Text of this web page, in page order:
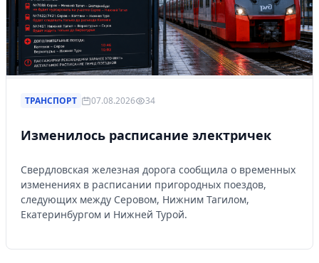
ТРАНСПОРТ 07.08.2026 34
Изменилось расписание электричек
Свердловская железная дорога сообщила о временных
изменениях в расписании пригородных поездов,
следующих между Серовом, Нижним Тагилом,
Екатеринбургом и Нижней Турой.